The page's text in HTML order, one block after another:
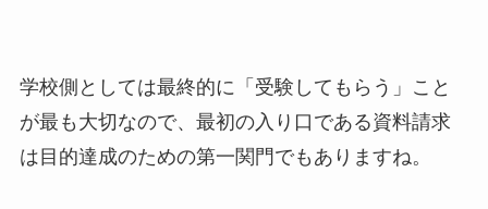
学校側としては最終的に「受験してもらう」こと
が最も大切なので、最初の入り口である資料請求
は目的達成のための第一関門でもありますね。